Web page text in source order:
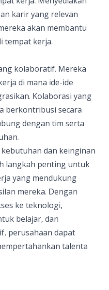
karir yang relevan
akan membantu
tempat kerja.
kolaboratif. Mereka
di mana ide-ide
Kolaborasi yang
berkontribusi secara
dengan tim serta
dan keinginan
langkah penting untuk
yang mendukung
mereka. Dengan
ke teknologi,
belajar, dan
perusahaan dapat
talenta